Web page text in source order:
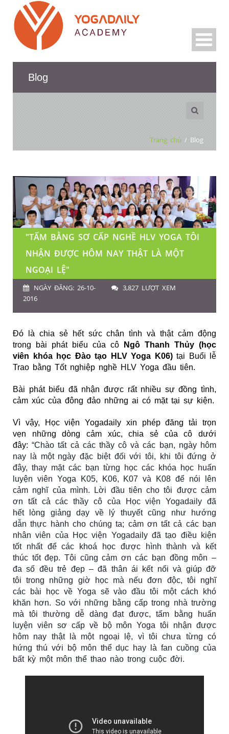
Blog
Trang chủ / Blog
"TẤM BẰNG SƠ CẤP NGHỀ HLV YOGA TÔI
NHẬN ĐƯỢC HÔM NAY THẬT LÀ MỘT
NGOẠI LỆ"
NGÀY ĐĂNG: 26-10-
2016
3,827 LƯỢT XEM
Đó là chia sẻ hết sức chân tình và thật cảm động
trong bài phát biểu của cô
Ngô Thanh Thủy (học
viên khóa học Đào tạo HLV Yoga K06)tại Buổi lễ
Trao bằng Tốt nghiệp nghề HLV Yoga đầu tiên.
Bài phát biểu đã nhận được rất nhiều sự đồng tình,
cảm xúc của đông đảo những ai có mặt tại sự kiện.
Vì vậy, Học viện Yogadaily xin phép đăng tải trọn
vẹn những dòng cảm xúc, chia sẻ của cô dưới
đây:“Chào tất cả các thầy cô và các bạn, ngày hôm
nay là một ngày đặc biệt đối với tôi, khi tôi đứng ở
đây, thay mặt các bạn từng học các khóa học huấn
luyện viên Yoga K05, K06, K07 và K08 để nói lên
cảm nghĩ của mình. Lời đầu tiên cho tôi được cảm
ơn tất cả các thầy cô của Học viện Yogadaily đã
hết lòng giảng dạy về lý thuyết cũng như hướng
dẫn thực hành cho chúng ta; cảm ơn tất cả các bạn
nhân viên của Học viện Yogadaily đã tạo điều kiện
tốt nhất để các khoá học được hình thành và kết
thúc tốt đẹp. Tôi cũng cảm ơn các bạn đồng môn –
đa số đều trẻ đẹp – đã thân ái kết nối và giúp đỡ
tôi trong những giờ học mà nếu đơn độc, tôi nghĩ
các bài học về Yoga sẽ vào đầu tôi một cách khó
khăn hơn. So với những bằng cấp trong nhà trường
mà tôi thường dễ dàng đạt được, tấm bằng huấn
luyện viên sơ cấp về bộ môn Yoga tôi nhận được
hôm nay thật là một ngoại lệ, vì tôi chưa từng có
hứng thú với bộ môn thể dục hay là fan cuồng của
bất kỳ một môn thể thao nào trong cuộc đời.